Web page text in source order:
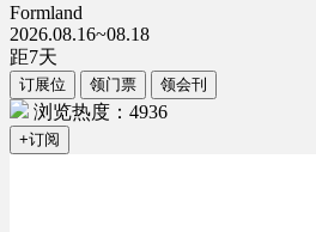
Formland
2026.08.16~08.18
距7天
订展位 领门票 领会刊
浏览热度：4936
+订阅